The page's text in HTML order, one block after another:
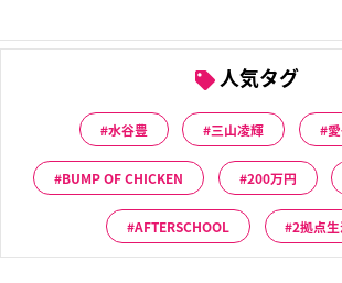
人気タグ
水谷豊 三山凌輝
BUMP OF CHICKEN 200万円
AFTERSCHOOL 2拠点